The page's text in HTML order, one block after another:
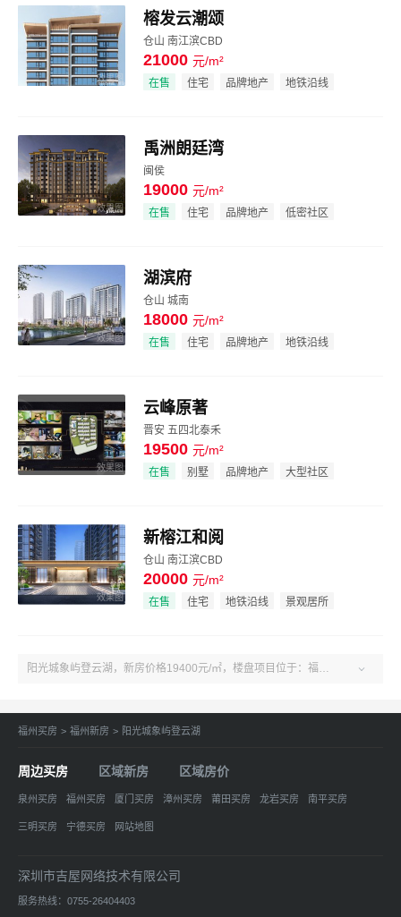
效果图
榕发云潮颂
仓山 南江滨CBD
21000 元/m²
在售 住宅 品牌地产 地铁沿线
效果图
禹洲朗廷湾
闽侯
19000 元/m²
在售 住宅 品牌地产 低密社区
效果图
湖滨府
仓山 城南
18000 元/m²
在售 住宅 品牌地产 地铁沿线
效果图
云峰原著
晋安 五四北泰禾
19500 元/m²
在售 别墅 品牌地产 大型社区
效果图
新榕江和阅
仓山 南江滨CBD
20000 元/m²
在售 住宅 地铁沿线 景观居所
阳光城象屿登云湖，新房价格19400元/㎡，楼盘项目位于：福州-晋安-东二环泰禾-福州晋安区东二环登云路388号。户型3-5室、建面95-245㎡。了解更多楼盘售楼电话、房价、户型、绿化率、周边配套、产权、物业、开发商等阳光城象屿登云湖楼盘信息，关注吉屋福州阳光城象屿登云湖！ 
福州买房 > 福州新房 > 阳光城象屿登云湖
周边买房 区域新房 区域房价
泉州买房 福州买房 厦门买房 漳州买房 莆田买房 龙岩买房 南平买房
三明买房 宁德买房 网站地图
深圳市吉屋网络技术有限公司
服务热线：0755-26404403